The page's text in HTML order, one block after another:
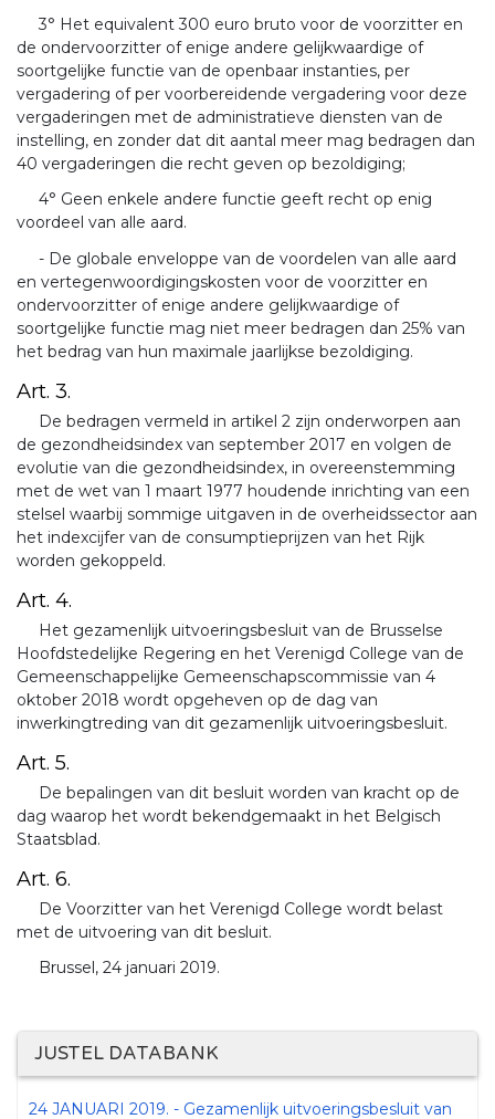
3° Het equivalent 300 euro bruto voor de voorzitter en
de ondervoorzitter of enige andere gelijkwaardige of
soortgelijke functie van de openbaar instanties, per
vergadering of per voorbereidende vergadering voor deze
vergaderingen met de administratieve diensten van de
instelling, en zonder dat dit aantal meer mag bedragen dan
40 vergaderingen die recht geven op bezoldiging;
4° Geen enkele andere functie geeft recht op enig
voordeel van alle aard.
- De globale enveloppe van de voordelen van alle aard
en vertegenwoordigingskosten voor de voorzitter en
ondervoorzitter of enige andere gelijkwaardige of
soortgelijke functie mag niet meer bedragen dan 25% van
het bedrag van hun maximale jaarlijkse bezoldiging.
Art. 3.
De bedragen vermeld in artikel 2 zijn onderworpen aan
de gezondheidsindex van september 2017 en volgen de
evolutie van die gezondheidsindex, in overeenstemming
met de wet van 1 maart 1977 houdende inrichting van een
stelsel waarbij sommige uitgaven in de overheidssector aan
het indexcijfer van de consumptieprijzen van het Rijk
worden gekoppeld.
Art. 4.
Het gezamenlijk uitvoeringsbesluit van de Brusselse
Hoofdstedelijke Regering en het Verenigd College van de
Gemeenschappelijke Gemeenschapscommissie van 4
oktober 2018 wordt opgeheven op de dag van
inwerkingtreding van dit gezamenlijk uitvoeringsbesluit.
Art. 5.
De bepalingen van dit besluit worden van kracht op de
dag waarop het wordt bekendgemaakt in het Belgisch
Staatsblad.
Art. 6.
De Voorzitter van het Verenigd College wordt belast
met de uitvoering van dit besluit.
Brussel, 24 januari 2019.
JUSTEL DATABANK
24 JANUARI 2019. - Gezamenlijk uitvoeringsbesluit van